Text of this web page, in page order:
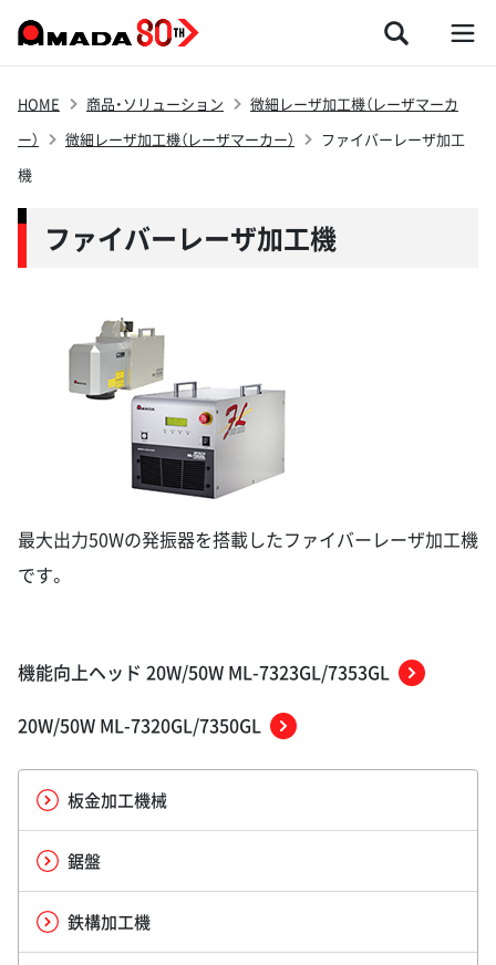
HOME 商品・ソリューション
微細レーザ加工機（レーザマーカ
ー）
微細レーザ加工機（レーザマーカー）
ファイバーレーザ加工
機
ファイバーレーザ加工機
最大出力50Wの発振器を搭載したファイバーレーザ加工機
です。
機能向上ヘッド 20W/50W ML-7323GL/7353GL
20W/50W ML-7320GL/7350GL
板金加工機械
鋸盤
鉄構加工機